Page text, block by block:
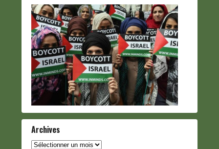
Archives
Archives